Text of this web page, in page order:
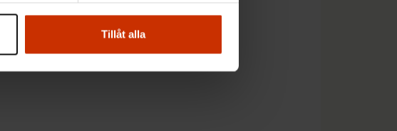
Tillåt alla
utvecklat socialskydd samt